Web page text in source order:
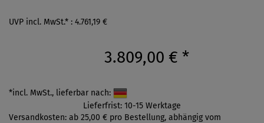
UVP incl. MwSt.* : 4.761,19 €
3.809,00 € *
*incl. MwSt., lieferbar nach:
Lieferfrist: 10-15 Werktage
Versandkosten: ab 25,00 € pro Bestellung, abhängig vom